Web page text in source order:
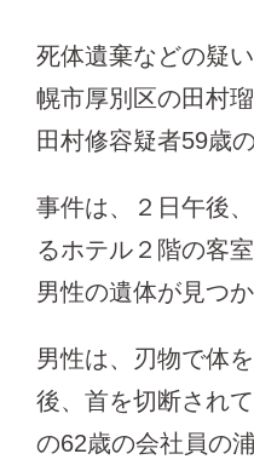
死体遺棄などの疑
幌市厚別区の田村
田村修容疑者59歳
事件は、２日午後
るホテル２階の客
男性の遺体が見つか
男性は、刃物で体
後、首を切断され
の62歳の会社員の